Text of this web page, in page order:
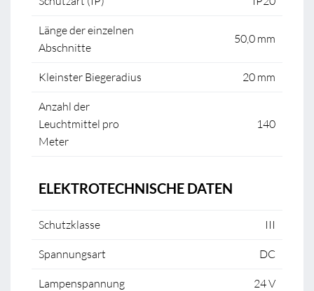
Länge der einzelnen
Abschnitte
50,0 mm
Kleinster Biegeradius 20 mm
Anzahl der
Leuchtmittel pro
Meter
140
ELEKTROTECHNISCHE DATEN
Schutzklasse III
Spannungsart DC
Lampenspannung 24 V